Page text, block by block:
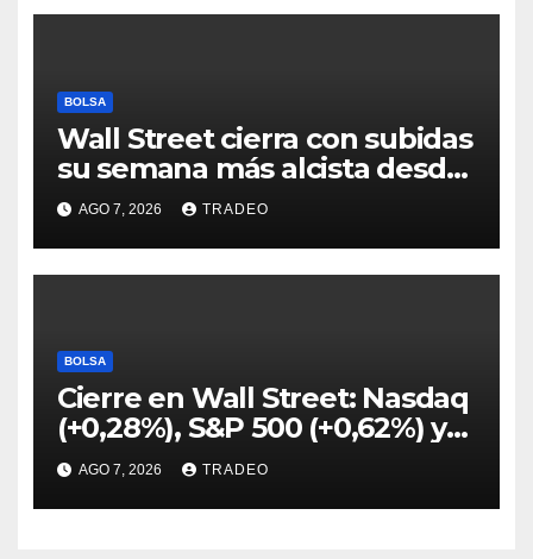
BOLSA
Wall Street cierra con subidas
su semana más alcista desde
abril
AGO 7, 2026 TRADEO
BOLSA
Cierre en Wall Street: Nasdaq
(+0,28%), S&P 500 (+0,62%) y
Nasdaq (+1,30%)
AGO 7, 2026 TRADEO